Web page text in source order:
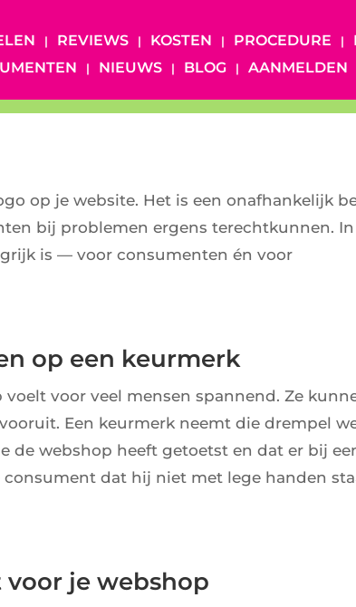
REVIEWS KOSTEN PROCEDURE
NIEUWS BLOG AANMELDEN
op je website. Het is een onafhankelijk
bij problemen ergens terechtkunnen.
is — voor consumenten én voor
op een keurmerk
voor veel mensen spannend. Ze
Een keurmerk neemt die drempel
de webshop heeft getoetst en dat er bij
dat hij niet met lege handen
je webshop